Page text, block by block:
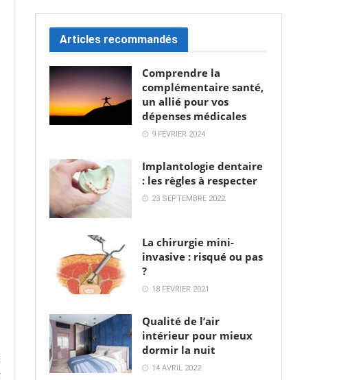
Articles recommandés
Comprendre la
complémentaire santé,
un allié pour vos
dépenses médicales
9 FÉVRIER 2024
Implantologie dentaire
: les règles à respecter
23 SEPTEMBRE 2022
La chirurgie mini-
invasive : risqué ou pas
?
18 FÉVRIER 2021
Qualité de l’air
intérieur pour mieux
dormir la nuit
14 AVRIL 2022